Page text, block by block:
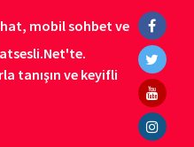
mobil sohbet ve
tanışın ve keyifli